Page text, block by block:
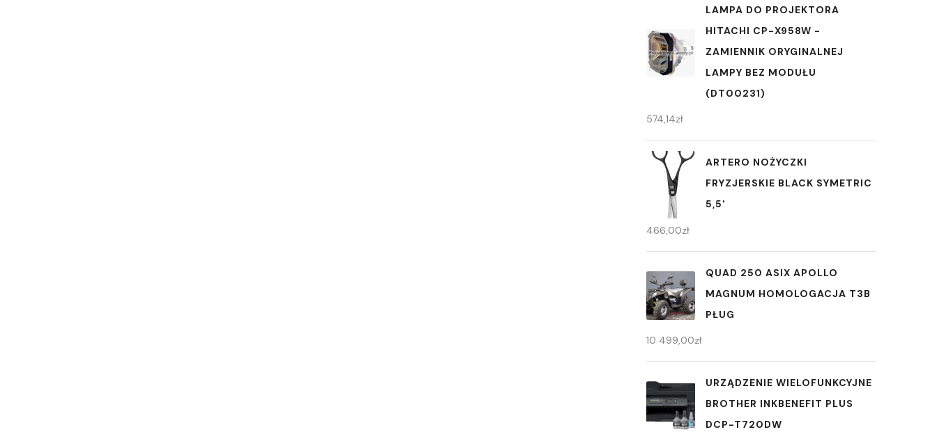
LAMPA DO PROJEKTORA
HITACHI CP-X958W -
ZAMIENNIK ORYGINALNEJ
LAMPY BEZ MODUŁU
(DT00231)
574,14zł
ARTERO NOŻYCZKI
FRYZJERSKIE BLACK SYMETRIC
5,5'
466,00zł
QUAD 250 ASIX APOLLO
MAGNUM HOMOLOGACJA T3B
PŁUG
10 499,00zł
URZĄDZENIE WIELOFUNKCYJNE
BROTHER INKBENEFIT PLUS
DCP-T720DW